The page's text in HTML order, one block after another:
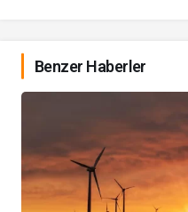
Benzer Haberler